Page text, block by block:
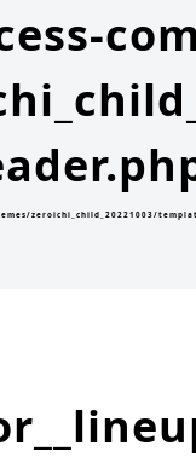
zeroichi_child_20221003/